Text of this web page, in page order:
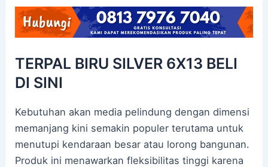
TERPAL BIRU SILVER 6X13 BELI
DI SINI
Kebutuhan akan media pelindung dengan dimensi
memanjang kini semakin populer terutama untuk
menutupi kendaraan besar atau lorong bangunan.
Produk ini menawarkan fleksibilitas tinggi karena